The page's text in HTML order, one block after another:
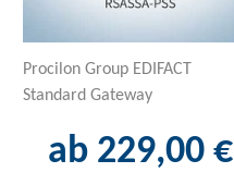
Procilon Group EDIFACT
Standard Gateway
ab 229,00 €